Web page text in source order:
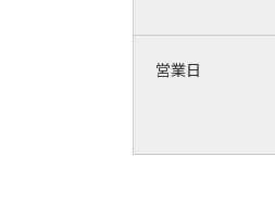
営業日